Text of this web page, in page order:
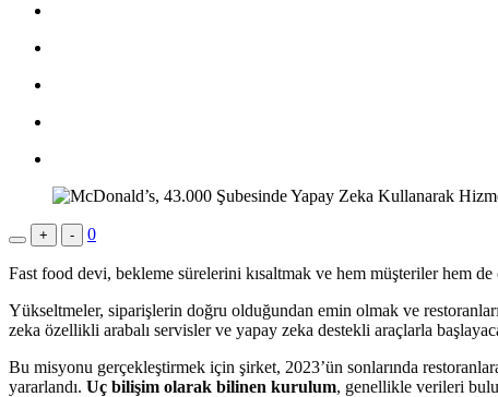
+ - 0
Fast food devi, bekleme sürelerini kısaltmak ve hem müşteriler hem
Yükseltmeler, siparişlerin doğru olduğundan emin olmak ve
zeka özellikli arabalı servisler ve yapay zeka destekli araçlarla
Bu misyonu gerçekleştirmek için şirket, 2023’ün sonlarında
yararlandı. Uç bilişim olarak bilinen kurulum, genellikle verileri